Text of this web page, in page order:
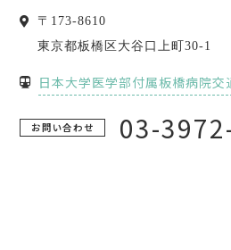
〒 173-8610
東京都板橋区大谷口上町30-1
日本大学医学部付属板橋病院交
お問い合わせ 03-